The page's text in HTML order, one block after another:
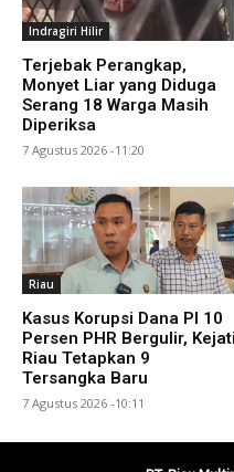
Indragiri Hilir
Terjebak Perangkap,
Monyet Liar yang Diduga
Serang 18 Warga Masih
Diperiksa
7 Agustus 2026 -11:20
Riau
Kasus Korupsi Dana PI 10
Persen PHR Bergulir, Kejati
Riau Tetapkan 9
Tersangka Baru
7 Agustus 2026 -10:11